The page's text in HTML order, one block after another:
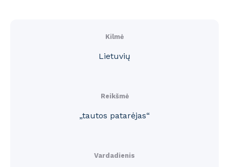
Kilmė
Lietuvių
Reikšmė
„tautos patarėjas“
Vardadienis